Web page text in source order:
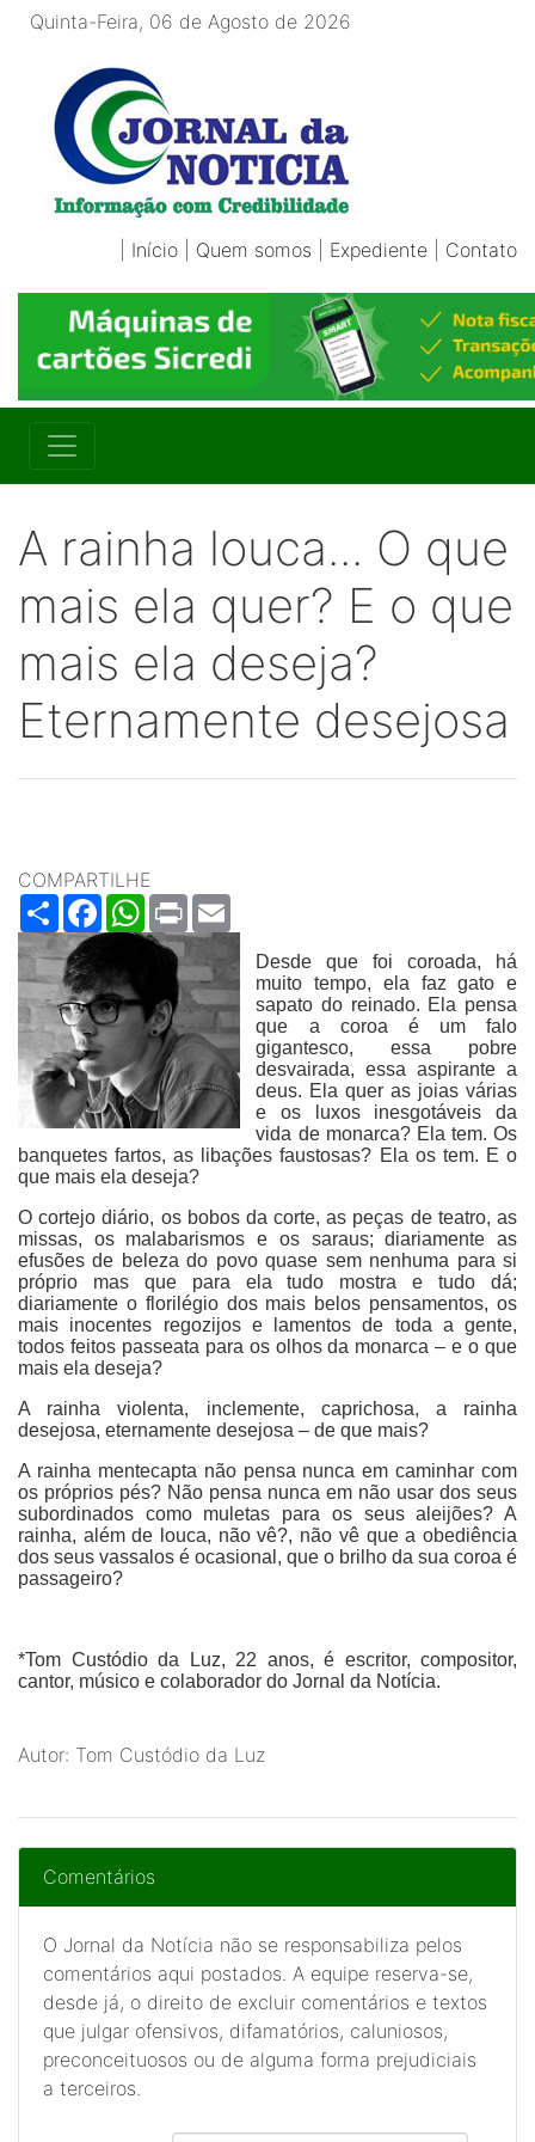
Quinta-Feira, 06 de Agosto de 2026
Início Quem somos Expediente Contato
A rainha louca... O que
mais ela quer? E o que
mais ela deseja?
Eternamente desejosa
COMPARTILHE
ShareFacebookWhatsApp
Print
Desde que foi coroada, há
muito tempo, ela faz gato e
sapato do reinado. Ela pensa
que a coroa é um falo
gigantesco, essa pobre
desvairada, essa aspirante a
deus. Ela quer as joias várias
e os luxos inesgotáveis da
vida de monarca? Ela tem. Os
banquetes fartos, as libações faustosas? Ela os tem. E o
que mais ela deseja?
O cortejo diário, os bobos da corte, as peças de teatro, as
missas, os malabarismos e os saraus; diariamente as
efusões de beleza do povo quase sem nenhuma para si
próprio mas que para ela tudo mostra e tudo dá;
diariamente o florilégio dos mais belos pensamentos, os
mais inocentes regozijos e lamentos de toda a gente,
todos feitos passeata para os olhos da monarca – e o que
mais ela deseja?
A rainha violenta, inclemente, caprichosa, a rainha
desejosa, eternamente desejosa – de que mais?
A rainha mentecapta não pensa nunca em caminhar com
os próprios pés? Não pensa nunca em não usar dos seus
subordinados como muletas para os seus aleijões? A
rainha, além de louca, não vê?, não vê que a obediência
dos seus vassalos é ocasional, que o brilho da sua coroa é
passageiro?
*Tom Custódio da Luz, 22 anos, é escritor, compositor,
cantor, músico e colaborador do Jornal da Notícia.
Autor: Tom Custódio da Luz
Comentários
O Jornal da Notícia não se responsabiliza pelos
comentários aqui postados. A equipe reserva-se,
desde já, o direito de excluir comentários e textos
que julgar ofensivos, difamatórios, caluniosos,
preconceituosos ou de alguma forma prejudiciais
a terceiros.